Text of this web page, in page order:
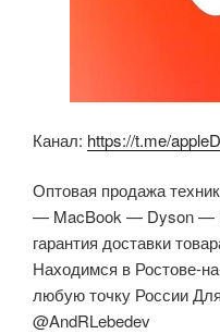
Канал: https://t.me/
Оптовая продажа
— MacBook — Dyson —
гарантия доставки
Находимся в Ростове-
любую точку России
@AndRLebedev